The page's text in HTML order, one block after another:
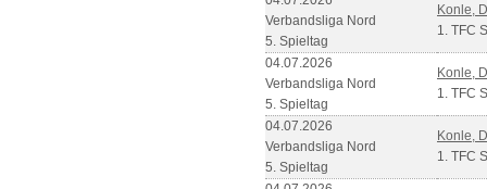
Verbandsliga Nord
5. Spieltag
Konle,
1. TFC
04.07.2026
Verbandsliga Nord
5. Spieltag
Konle,
1. TFC
04.07.2026
Verbandsliga Nord
5. Spieltag
Konle,
1. TFC